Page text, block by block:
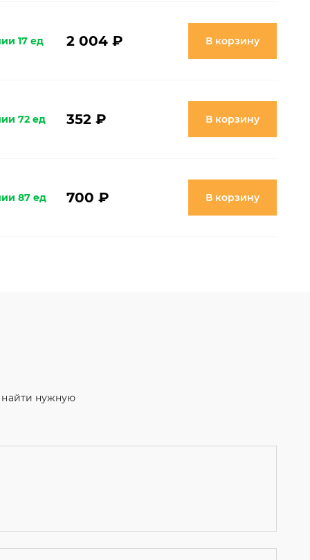
17 ед 2 004 ₽ В корзину
72 ед 352 ₽ В корзину
87 ед 700 ₽ В корзину
нужную